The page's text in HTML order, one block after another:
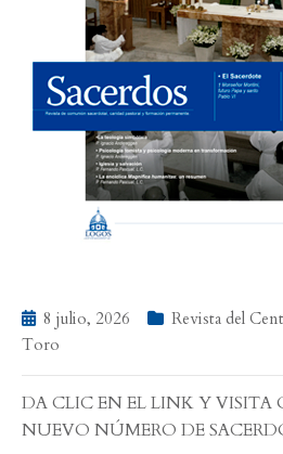
8 julio, 2026 Revista del
Toro
DA CLIC EN EL LINK Y VISITA
NUEVO NÚMERO DE